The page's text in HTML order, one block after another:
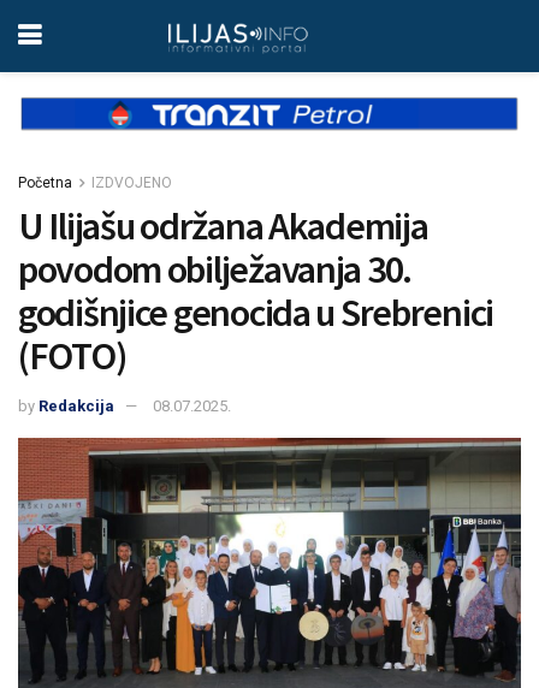
Početna IZDVOJENO
U Ilijašu održana Akademija
povodom obilježavanja 30.
godišnjice genocida u Srebrenici
(FOTO)
by Redakcija 08.07.2025.